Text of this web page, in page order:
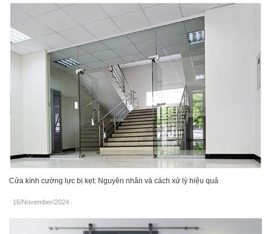
Cửa kính cường lực bị kẹt: Nguyên nhân và cách xử lý hiệu quả
16/November/2024